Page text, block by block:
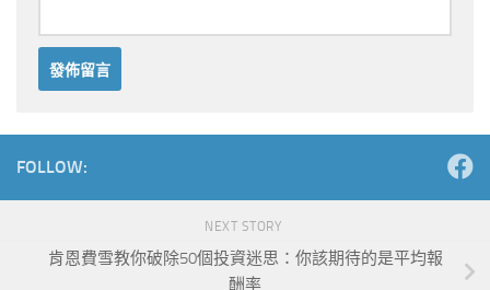
FOLLOW:
NEXT STORY
肯恩費雪教你破除50個投資迷思：你該期待的是平均報
酬率